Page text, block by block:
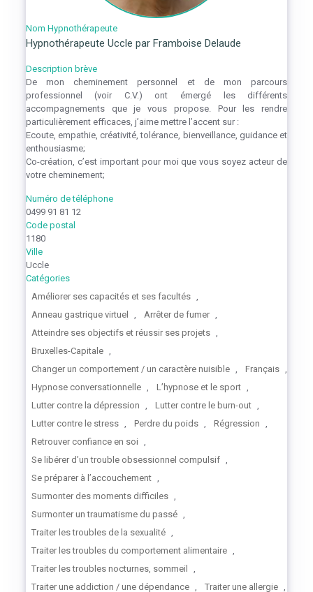
Nom Hypnothérapeute
Hypnothérapeute Uccle par Framboise Delaude
Description brève
De mon cheminement personnel et de mon parcours
professionnel (voir C.V.) ont émergé les différents
accompagnements que je vous propose. Pour les rendre
particulièrement efficaces, j’aime mettre l’accent sur :
Ecoute, empathie, créativité, tolérance, bienveillance, guidance et
enthousiasme;
Co-création, c’est important pour moi que vous soyez acteur de
votre cheminement;
Numéro de téléphone
0499 91 81 12
Code postal
1180
Ville
Uccle
Catégories
Améliorer ses capacités et ses facultés ,
Anneau gastrique virtuel
, Arrêter de fumer ,
Atteindre ses objectifs et réussir ses projets ,
Bruxelles-Capitale ,
Changer un comportement / un caractère nuisible , Français ,
Hypnose conversationnelle , L’hypnose et le sport ,
Lutter contre la dépression , Lutter contre le burn-out ,
Lutter contre le stress , Perdre du poids , Régression ,
Retrouver confiance en soi ,
Se libérer d’un trouble obsessionnel compulsif ,
Se préparer à l’accouchement ,
Surmonter des moments difficiles ,
Surmonter un traumatisme du passé ,
Traiter les troubles de la sexualité ,
Traiter les troubles du comportement alimentaire ,
Traiter les troubles nocturnes, sommeil
,
Traiter une addiction / une dépendance , Traiter une allergie ,